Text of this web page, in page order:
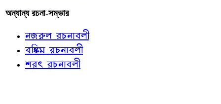
অন্যান্য রচনা-সম্ভার
নজরুল রচনাবলী
বঙ্কিম রচনাবলী
শরৎ রচনাবলী